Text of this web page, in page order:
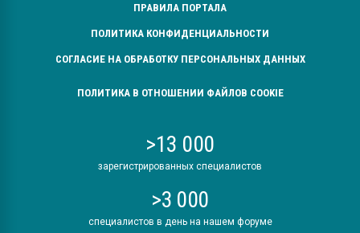
ПРАВИЛА ПОРТАЛА
ПОЛИТИКА КОНФИДЕНЦИАЛЬНОСТИ
СОГЛАСИЕ НА ОБРАБОТКУ ПЕРСОНАЛЬНЫХ ДАННЫХ
ПОЛИТИКА В ОТНОШЕНИИ ФАЙЛОВ COOKIE
>13 000
зарегистрированных специалистов
>3 000
специалистов в день на нашем форуме